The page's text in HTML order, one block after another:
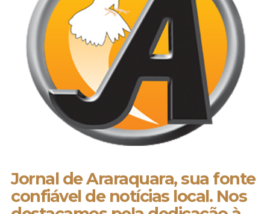
Jornal de Araraquara, sua fonte
confiável de notícias local. Nos